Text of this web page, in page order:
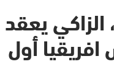
يعقد
أول